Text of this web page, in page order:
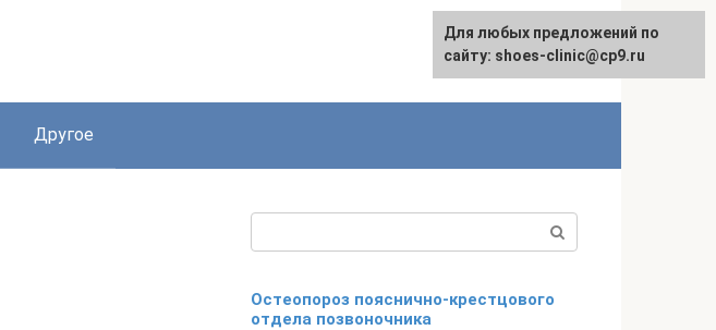
Другое
Остеопороз пояснично-крестцового
отдела позвоночника
Для любых предложений по
сайту: shoes-clinic@cp9.ru